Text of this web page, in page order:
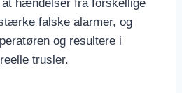
hændelser fra forskellige
falske alarmer, og
og resultere i
trusler.